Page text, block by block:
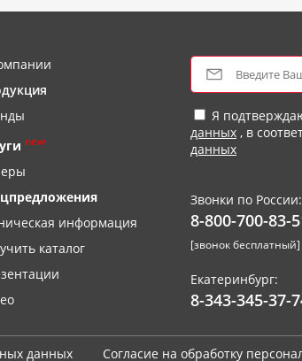
new
информация
каталог
Я
данных , в
данных
Звонки по России:
8-800-700-83-
[звонок бесплатный]
Екатеринбург:
8-343-345-37-
данных Согласие на обработку